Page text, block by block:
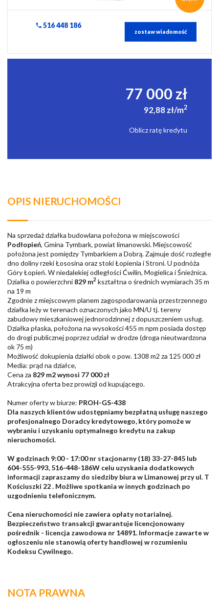
516 448 186
zostaw wiadomość
77 000 zł
92,88 zł/m2
Oblicz ratę kredytu
OPIS NIERUCHOMOŚCI
Na sprzedaż działka budowlana położona w miejscowości
Podłopień, Gmina Tymbark, powiat limanowski. Miejscowość
położona jest pomiędzy Tymbarkiem a Dobrą. Zajmuje dość rozległe
dno doliny rzeki Łososina oraz stoki Łopienia i Stroni. U podnóża
Góry Łopień. W niedalekiej odległości Ćwilin, Mogielica i Śnieżnica.
Działka o powierzchni 829 m2 kształtna o średnich wymiarach 35 m
na 19 m
Zgodnie zmiejscowym planem zagospodarowania przestrzennego
działka leży w terenach oznaczonych jako MN/U tj. tereny
zabudowy mieszkaniowej jednorodzinnej z dopuszczeniem usług.
Działka płaska, położona na wysokości 455 m npm posiada dostęp
do drogi publicznej poprzez udział w drodze (droga nieutwardzona
ok 75 m)
Możliwość dokupienia działki obok o pow. 1308 m2 za 125 000 zł
Media: prąd na działce,
Cena za 829 m2 wynosi 77 000 zł
Atrakcyjna oferta bez prowizji od kupującego.
Numer oferty w biurze: PROH-GS-438
Dla naszych klientów udostępniamy bezpłatną usługę naszego
profesjonalnego Doradcy kredytowego, który pomoże w
wybraniu i uzyskaniu optymalnego kredytu na zakup
nieruchomości.
W godzinach 9:00 - 17:00 nr stacjonarny (18) 33-27-845 lub
604-555-993, 516-448-186W celu uzyskania dodatkowych
informacji zapraszamy do siedziby biura w Limanowej przy ul. T
Kościuszki 22 . Możliwe spotkania w innych godzinach po
uzgodnieniu telefonicznym.
Cena nieruchomości nie zawiera opłaty notarialnej.
Bezpieczeństwo transakcji gwarantuje licencjonowany
pośrednik - licencja zawodowa nr 14891. Informacje zawarte w
ogłoszeniu nie stanowią oferty handlowej w rozumieniu
Kodeksu Cywilnego.
NOTA PRAWNA